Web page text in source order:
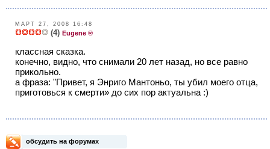
МАРТ 27, 2008 16:48
(4) Eugene ®
классная сказка.
конечно, видно, что снимали 20 лет назад, но все равно
прикольно.
а фраза: "Привет, я Энриго Мантоньо, ты убил моего отца,
приготовься к смерти» до сих пор актуальна :)
обсудить на форумах